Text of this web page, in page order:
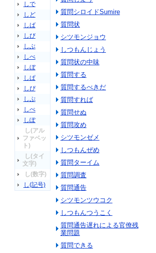
しで
しど
しば
しび
しぶ
しべ
しぼ
しぱ
しぴ
しぷ
しぺ
しぽ
し(アル
ファベッ
ト)
し(タイ
文字)
し(数字)
し(記号)
質問シロイドSumire
質問状
シツモンジョウ
しつもんじょう
質問状の中味
質問する
質問するべきだ
質問すれば
質問せぬ
質問攻め
シツモンゼメ
しつもんぜめ
質問ターイム
質問調査
質問通告
シツモンツウコク
しつもんつうこく
質問通告遅れによる官僚残
業問題
質問できる